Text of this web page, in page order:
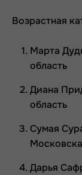
Возрастная
Марта
область
Диана
область
Сумая
Дарья